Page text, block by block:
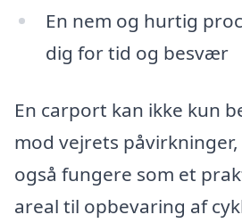
En nem og hurtig
dig for tid og besvær
En carport kan ikke kun
mod vejrets
også fungere som et
areal til opbevaring af